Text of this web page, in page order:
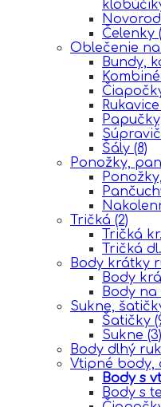
Čelenky
Oblečenie
Bundy,
Rukavice
Šály (8)
Ponožky,
Tričká (2)
Tričká
Tričká
Body krátky
Body
Body
Sukne,
Šatičky
Sukne (3)
Body dlhý
Vtipné body,
Body s
Body s